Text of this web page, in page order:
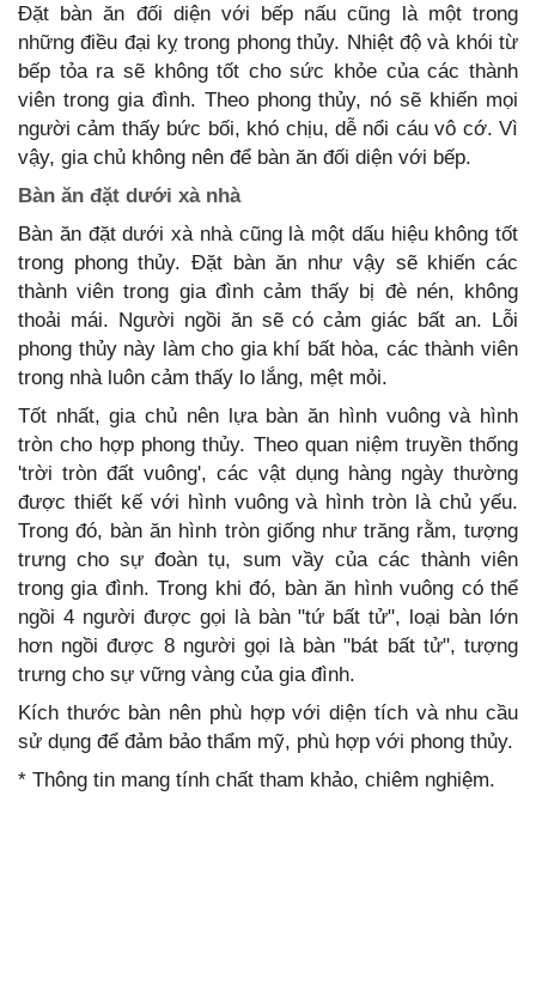
Đặt bàn ăn đối diện với bếp nấu cũng là một trong
những điều đại kỵ trong phong thủy. Nhiệt độ và khói từ
bếp tỏa ra sẽ không tốt cho sức khỏe của các thành
viên trong gia đình. Theo phong thủy, nó sẽ khiến mọi
người cảm thấy bức bối, khó chịu, dễ nổi cáu vô cớ. Vì
vậy, gia chủ không nên để bàn ăn đối diện với bếp.
Bàn ăn đặt dưới xà nhà
Bàn ăn đặt dưới xà nhà cũng là một dấu hiệu không tốt
trong phong thủy. Đặt bàn ăn như vậy sẽ khiến các
thành viên trong gia đình cảm thấy bị đè nén, không
thoải mái. Người ngồi ăn sẽ có cảm giác bất an. Lỗi
phong thủy này làm cho gia khí bất hòa, các thành viên
trong nhà luôn cảm thấy lo lắng, mệt mỏi.
Tốt nhất, gia chủ nên lựa bàn ăn hình vuông và hình
tròn cho hợp phong thủy. Theo quan niệm truyền thống
'trời tròn đất vuông', các vật dụng hàng ngày thường
được thiết kế với hình vuông và hình tròn là chủ yếu.
Trong đó, bàn ăn hình tròn giống như trăng rằm, tượng
trưng cho sự đoàn tụ, sum vầy của các thành viên
trong gia đình. Trong khi đó, bàn ăn hình vuông có thể
ngồi 4 người được gọi là bàn "tứ bất tử", loại bàn lớn
hơn ngồi được 8 người gọi là bàn "bát bất tử", tượng
trưng cho sự vững vàng của gia đình.
Kích thước bàn nên phù hợp với diện tích và nhu cầu
sử dụng để đảm bảo thẩm mỹ, phù hợp với phong thủy.
* Thông tin mang tính chất tham khảo, chiêm nghiệm.